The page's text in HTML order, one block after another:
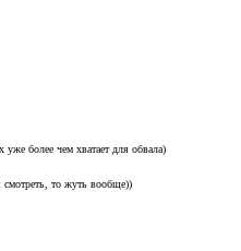
более чем хватает для обвала)
смотреть, то жуть вообще))